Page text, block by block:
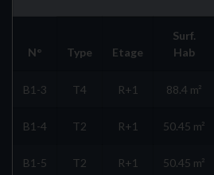
N° Type Etage
Surf.
Hab
B1-3 T4 R+1 88.4 m²
B1-4 T2 R+1 50.45 m²
B1-5 T2 R+1 50.45 m²